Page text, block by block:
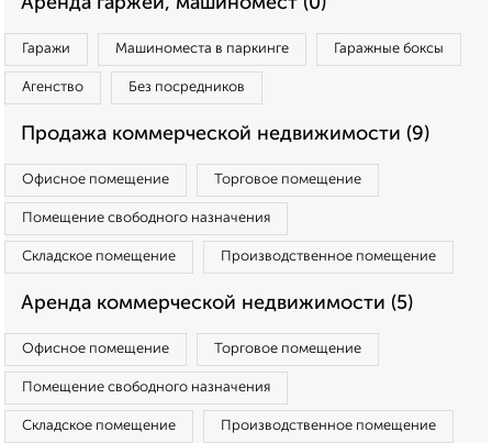
Гаражи Машиноместа в паркинге Гаражные боксы
Агенство Без посредников
Продажа коммерческой недвижимости (9)
Офисное помещение Торговое помещение
Помещение свободного назначения
Складское помещение Производственное помещение
Аренда коммерческой недвижимости (5)
Офисное помещение Торговое помещение
Помещение свободного назначения
Складское помещение Производственное помещение